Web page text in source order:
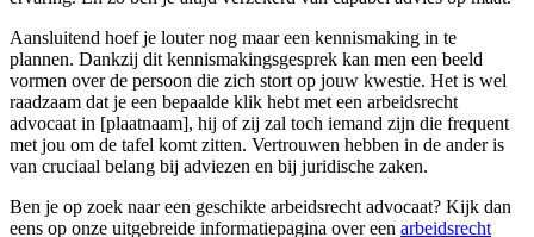
Aansluitend hoef je louter nog maar een kennismaking in te
plannen. Dankzij dit kennismakingsgesprek kan men een beeld
vormen over de persoon die zich stort op jouw kwestie. Het is wel
raadzaam dat je een bepaalde klik hebt met een arbeidsrecht
advocaat in [plaatnaam], hij of zij zal toch iemand zijn die frequent
met jou om de tafel komt zitten. Vertrouwen hebben in de ander is
van cruciaal belang bij adviezen en bij juridische zaken.
Ben je op zoek naar een geschikte arbeidsrecht advocaat? Kijk dan
eens op onze uitgebreide informatiepagina over een arbeidsrecht